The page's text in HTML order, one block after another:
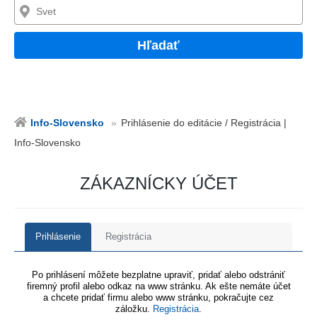
Hľadať
Info-Slovensko
Prihlásenie do editácie / Registrácia |
Info-Slovensko
ZÁKAZNÍCKY ÚČET
Prihlásenie Registrácia
Po prihlásení môžete bezplatne upraviť, pridať alebo odstrániť
firemný profil alebo odkaz na www stránku. Ak ešte nemáte účet
a chcete pridať firmu alebo www stránku, pokračujte cez
záložku. Registrácia.